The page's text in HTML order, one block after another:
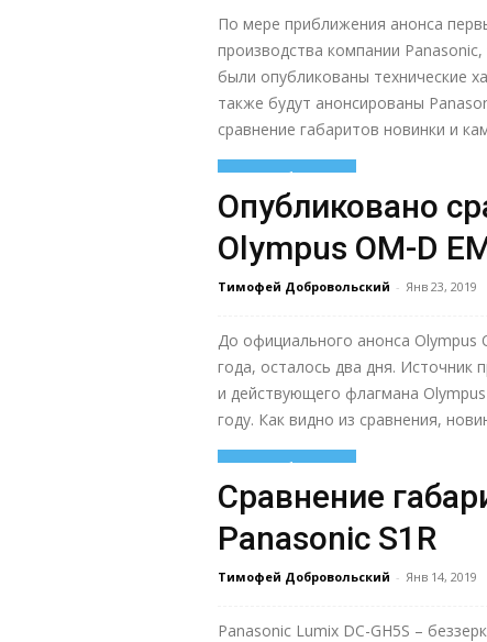
По мере приближения анонса
производства компании
были опубликованы технические
также будут анонсированы
сравнение габаритов новинки и
Узнать больше
Опубликовано
Olympus OM-D
Тимофей Добровольский - Янв 23, 2019
До официального анонса Olympus
года, осталось два дня. Источник
и действующего флагмана
году. Как видно из сравнения,
Узнать больше
Сравнение
Panasonic S1R
Тимофей Добровольский - Янв 14, 2019
Panasonic Lumix DC-GH5S –